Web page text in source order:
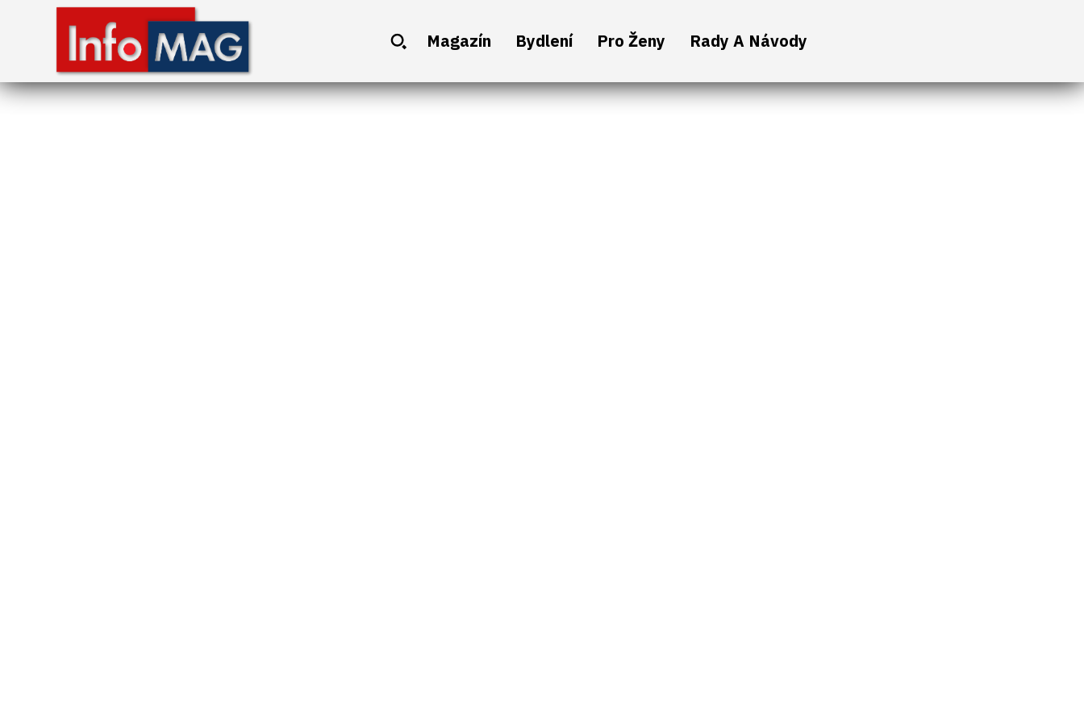
Magazín Bydlení Pro Ženy Rady A Návody